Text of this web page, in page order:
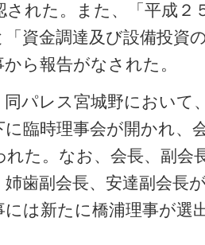
された。また、「平成２
「資金調達及び設備投資
ら報告がなされた。
同パレス宮城野において
に臨時理事会が開かれ、
れた。なお、会長、副会
姉歯副会長、安達副会長
には新たに橋浦理事が選